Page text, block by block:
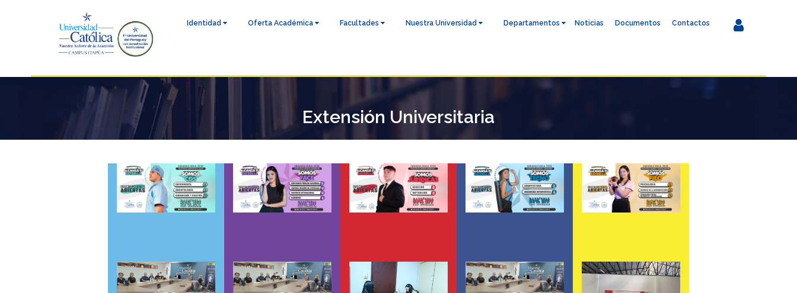
Identidad Oferta Académica Facultades Nuestra Universidad Departamentos Noticias Documentos Contactos
Extensión Universitaria